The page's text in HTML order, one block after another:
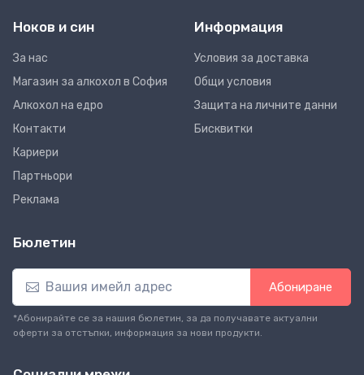
Ноков и син
За нас
Магазин за алкохол в София
Алкохол на едро
Контакти
Кариери
Партньори
Реклама
Информация
Условия за доставка
Общи условия
Защита на личните данни
Бисквитки
Бюлетин
Абониране
*Абонирайте се за нашия бюлетин, за да получавате актуални
оферти за отстъпки, информация за нови продукти.